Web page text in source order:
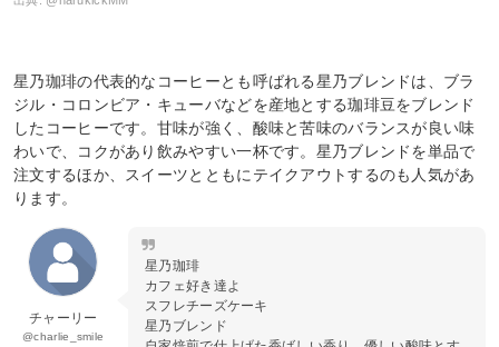
星乃珈琲の代表的なコーヒーとも呼ばれる星乃ブレンドは、ブラ
ジル・コロンビア・キューバなどを産地とする珈琲豆をブレンド
したコーヒーです。甘味が強く、酸味と苦味のバランスが良い味
わいで、コクがあり飲みやすい一杯です。星乃ブレンドを単品で
注文するほか、スイーツとともにテイクアウトするのも人気があ
ります。
チャーリー
@charlie_smile
星乃珈琲
カフェ好き達よ
スフレチーズケーキ
星乃ブレンド